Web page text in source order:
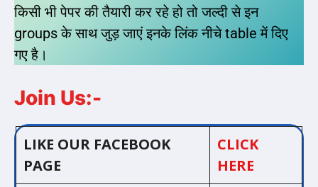
किसी भी पेपर की तैयारी कर रहे हो तो जल्दी से इन
groups के साथ जुड़ जाएं इनके लिंक नीचे table में दिए
गए है।
Join Us:-
LIKE OUR FACEBOOK
PAGE
CLICK
HERE